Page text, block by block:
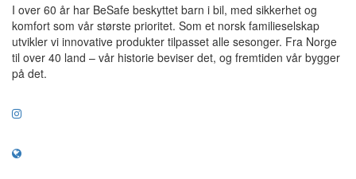
I over 60 år har BeSafe beskyttet barn i bil, med sikkerhet og
komfort som vår største prioritet. Som et norsk familieselskap
utvikler vi innovative produkter tilpasset alle sesonger. Fra Norge
til over 40 land – vår historie beviser det, og fremtiden vår bygger
på det.